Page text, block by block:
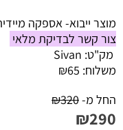
מוצר ייבוא- אספקה
צור קשר לבדיקת מלאי
מק"ט: Sivan
משלוח:
₪65
החל מ-
₪320
₪290